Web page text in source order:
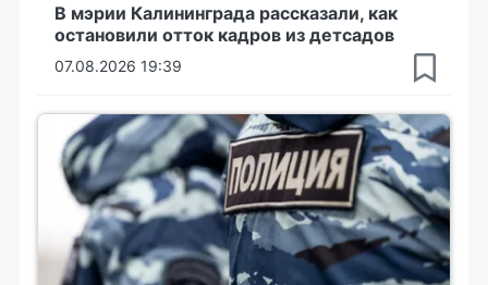
В мэрии Калининграда рассказали, как
остановили отток кадров из детсадов
07.08.2026 19:39